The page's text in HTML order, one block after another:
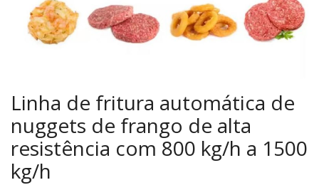
Linha de fritura automática de
nuggets de frango de alta
resistência com 800 kg/h a 1500
kg/h